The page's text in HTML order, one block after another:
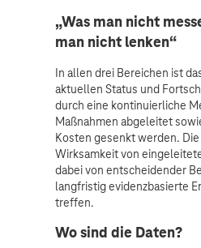
„Was man nicht
man nicht lenken“
In allen drei Bereichen ist
aktuellen Status und
durch eine kontinuierliche
Maßnahmen abgeleitet
Kosten gesenkt werden.
Wirksamkeit von
dabei von entscheidender
langfristig evidenzbasierte
treffen.
Wo sind die Daten?